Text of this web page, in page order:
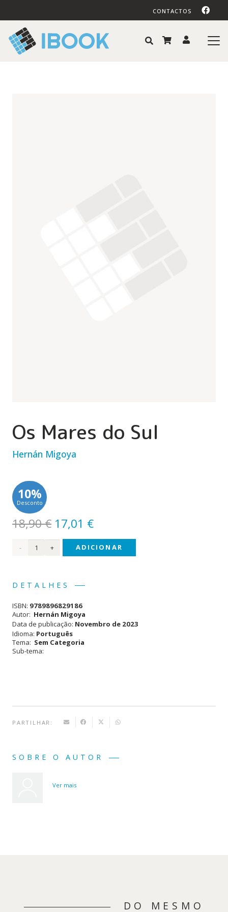
CONTACTOS
Os Mares do Sul
Hernán Migoya
10%
Desconto
18,90€ O
preço
original
18,90 €.
17,01 €O
preço
atual
Quantidade
do
Sul
ADICIONAR
DETALHES
ISBN: 9789896829186
Autor: Hernán Migoya
Data de publicação: Novembro de 2023
Idioma: Português
Tema: Sem Categoria
Sub-tema:
PARTILHAR:
SOBRE O AUTOR
Ver mais
DO MESMO